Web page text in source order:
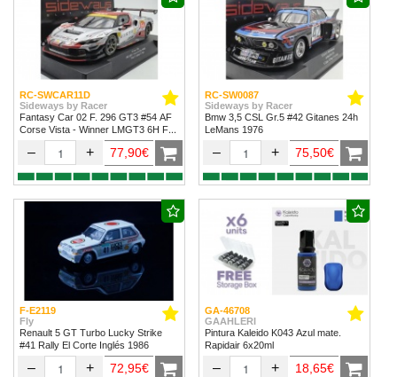
RC-SWCAR11D
Sideways by Racer
Fantasy Car 02 F. 296 GT3 #54 AF
Corse Vista - Winner LMGT3 6H Fuji
– + 77,90€
RC-SW0087
Sideways by Racer
Bmw 3,5 CSL Gr.5 #42 Gitanes 24h
LeMans 1976
– + 75,50€
F-E2119
Fly
Renault 5 GT Turbo Lucky Strike
#41 Rally El Corte Inglés 1986
– + 72,95€
GA-46708
GAAHLERI
Pintura Kaleido K043 Azul mate.
Rapidair 6x20ml
– + 18,65€